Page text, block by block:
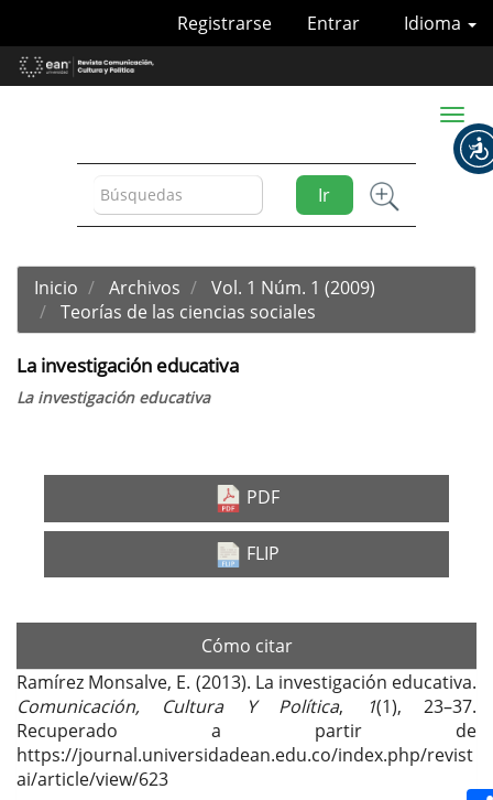
Contenido
principal
Idioma
Registrarse Entrar
Ir
Toggle
Inicio Archivos
Vol. 1 Núm. 1 (2009)
Teorías de las ciencias sociales
La investigación educativa
La investigación educativa
Barra
del
artículo
PDF
FLIP
Cómo citar
Ramírez Monsalve, E. (2013). La investigación educativa.
Comunicación, Cultura Y Política, 1(1), 23–37.
Recuperado a partir de
https://journal.universidadean.edu.co/index.php/revist
ai/article/view/623